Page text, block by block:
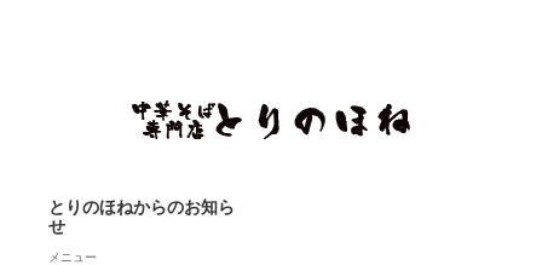
とりのほねからのお知ら
せ
メニュー